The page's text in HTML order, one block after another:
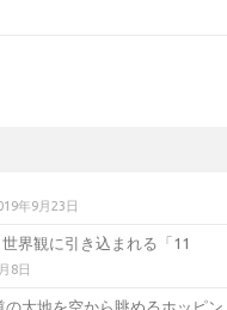
年9月23日
界観に引き込まれる「11
8日
大地を空から眺めるホッピン